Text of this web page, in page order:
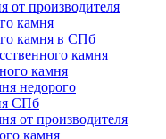
от производителя
камня
камня в СПб
камня
камня
недорого
СПб
от производителя
камня